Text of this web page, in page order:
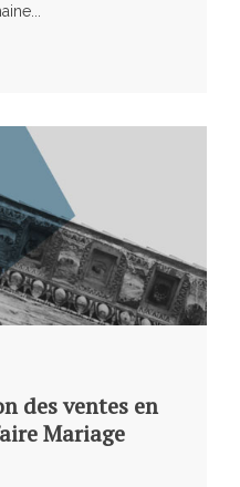
des ventes en
Mariage